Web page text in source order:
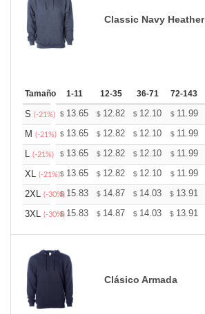
Classic Navy Heather
Tamaño 1-11 12-35 36-71 72-143
S (-21%) $ 13.65 $ 12.82 $ 12.10 $ 11.99
M (-21%) $ 13.65 $ 12.82 $ 12.10 $ 11.99
L (-21%) $ 13.65 $ 12.82 $ 12.10 $ 11.99
XL (-21%)$ 13.65 $ 12.82 $ 12.10 $ 11.99
2XL (-30%)
$ 15.83 $ 14.87 $ 14.03 $ 13.91
3XL (-30%)
$ 15.83 $ 14.87 $ 14.03 $ 13.91
Clásico Armada